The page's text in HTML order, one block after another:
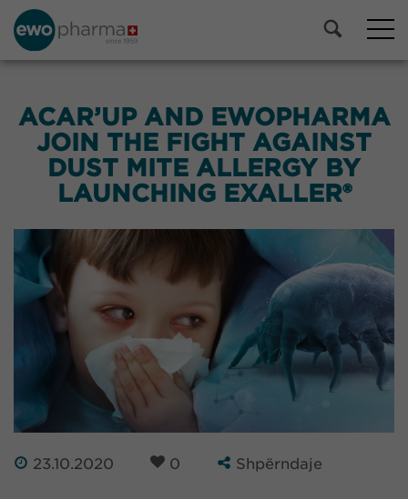
ACAR’UP AND EWOPHARMA
JOIN THE FIGHT AGAINST
DUST MITE ALLERGY BY
LAUNCHING EXALLER®
23.10.2020 0 Shpërndaje